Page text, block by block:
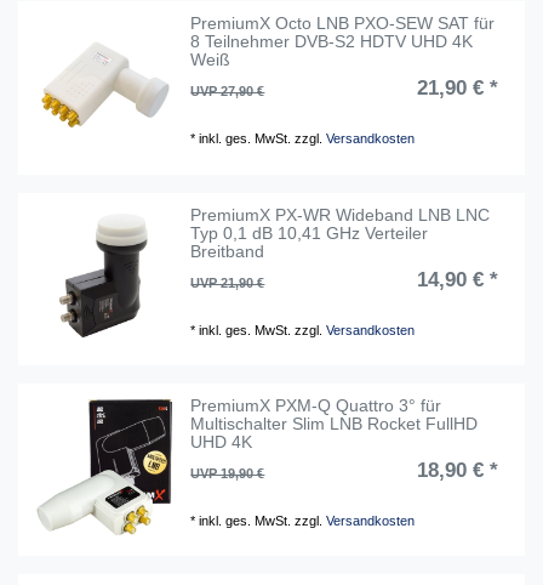
PremiumX Octo LNB PXO-SEW SAT für
8 Teilnehmer DVB-S2 HDTV UHD 4K
Weiß
UVP 27,90 € 21,90 € *
*inkl. ges. MwSt. zzgl.Versandkosten
PremiumX PX-WR Wideband LNB LNC
Typ 0,1 dB 10,41 GHz Verteiler
Breitband
UVP 21,90 € 14,90 € *
*inkl. ges. MwSt. zzgl.Versandkosten
PremiumX PXM-Q Quattro 3° für
Multischalter Slim LNB Rocket FullHD
UHD 4K
UVP 19,90 € 18,90 € *
*inkl. ges. MwSt. zzgl.Versandkosten